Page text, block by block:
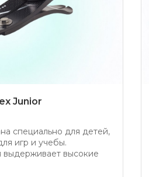
Junior
специально для детей,
игр и учебы.
выдерживает высокие